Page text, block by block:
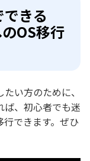
できる
OS移行
い方のために、
ば、初心者でも迷
できます。ぜひ